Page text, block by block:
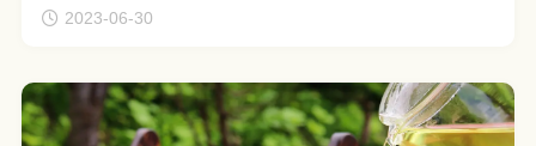
2023-06-30